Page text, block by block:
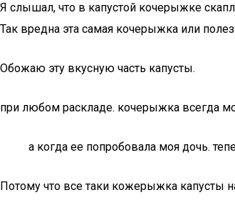
Я слышал, что в капустой кочерыжке
Так вредна эта самая кочерыжка или
Обожаю эту вкусную часть капусты.
при любом раскладе. кочерыжка всегда
а когда ее попробовала моя дочь.
Потому что все таки кожерыжка капусты